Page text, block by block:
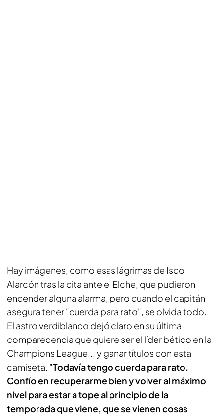
Hay imágenes, como esas lágrimas de Isco
Alarcón tras la cita ante el Elche, que pudieron
encender alguna alarma, pero cuando el capitán
asegura tener "cuerda para rato", se olvida todo.
El astro verdiblanco dejó claro en su última
comparecencia que quiere ser el líder bético en la
Champions League... y ganar títulos con esta
camiseta. "Todavía tengo cuerda para rato.
Confío en recuperarme bien y volver al máximo
nivel para estar a tope al principio de la
temporada que viene, que se vienen cosas